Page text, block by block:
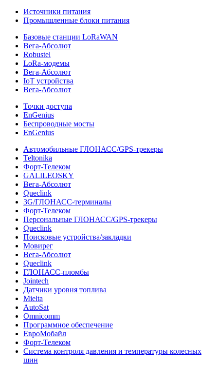
Источники питания
Промышленные блоки питания
Базовые станции LoRaWAN
Вега-Абсолют
Robustel
LoRa-модемы
Вега-Абсолют
IoT устройства
Вега-Абсолют
Точки доступа
EnGenius
Беспроводные мосты
EnGenius
Автомобильные ГЛОНАСС/GPS-трекеры
Teltonika
Форт-Телеком
GALILEOSKY
Вега-Абсолют
Queclink
3G/ГЛОНАСС-терминалы
Форт-Телеком
Персональные ГЛОНАСС/GPS-трекеры
Queclink
Поисковые устройства/закладки
Мовирег
Вега-Абсолют
Queclink
ГЛОНАСС-пломбы
Jointech
Датчики уровня топлива
Mielta
AutoSat
Omnicomm
Программное обеспечение
ЕвроМобайл
Форт-Телеком
Система контроля давления и температуры колесных
шин